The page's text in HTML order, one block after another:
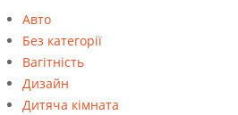
Авто
Без категорії
Вагітність
Дизайн
Дитяча кімната